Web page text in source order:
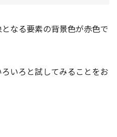
なる要素の背景色が赤色で
いろと試してみることをお